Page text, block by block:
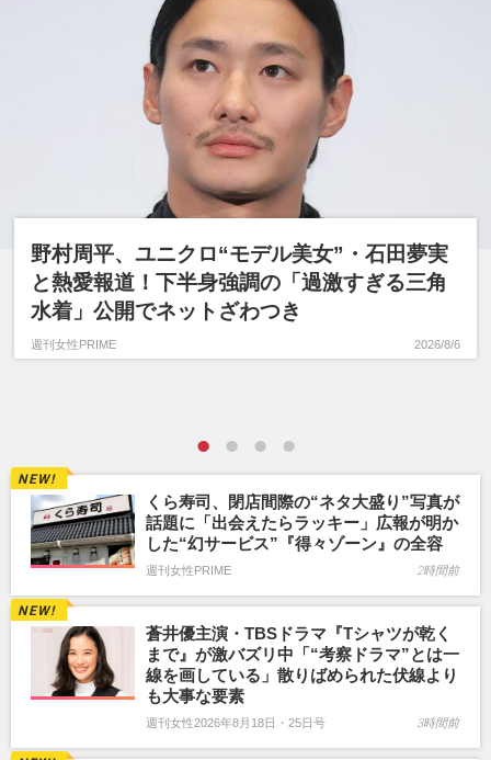
野村周平、ユニクロ“モデル美女”・石田夢実
と熱愛報道！下半身強調の「過激すぎる三角
水着」公開でネットざわつき
週刊女性PRIME 2026/8/6
くら寿司、閉店間際の“ネタ大盛り”写真が
話題に「出会えたらラッキー」広報が明か
した“幻サービス”『得々ゾーン』の全容
週刊女性PRIME 2時間前
蒼井優主演・TBSドラマ『Tシャツが乾く
まで』が激バズリ中「“考察ドラマ”とは一
線を画している」散りばめられた伏線より
も大事な要素
週刊女性2026年8月18日・25日号 3時間前